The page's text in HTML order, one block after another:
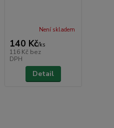
140 Kč/ks
116 Kč bez
DPH
Není skladem
Detail